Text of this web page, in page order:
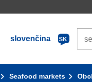
slovenčina
SK
Seafood markets